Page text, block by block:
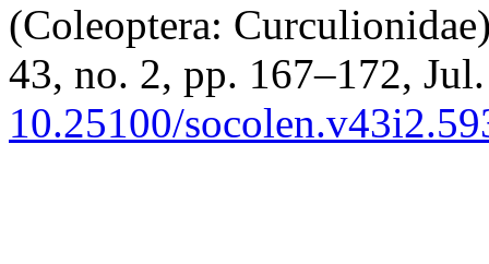
(Coleoptera:
43, no. 2, pp. 167–172,
10.25100/